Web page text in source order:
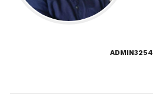
ADMIN3254